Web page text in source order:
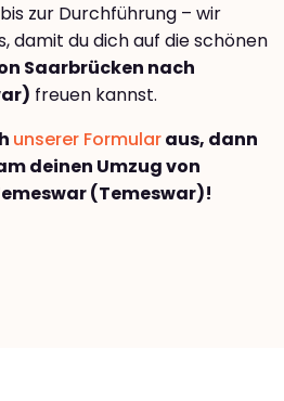
zur Durchführung – wir
damit du dich auf die schönen
Saarbrücken nach
freuen kannst.
unserer Formularaus, dann
deinen Umzug von
(Temeswar)!